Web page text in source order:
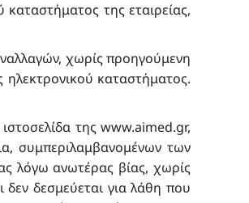
της εταιρείας,
χωρίς προηγούμενη
καταστήματος.
της www.aimed.gr,
συμπεριλαμβανομένων των
λόγω ανωτέρας βίας, χωρίς
δεν δεσμεύεται για λάθη που